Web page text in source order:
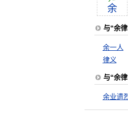
余
与“余
余一人
律义
与“余
余业遗